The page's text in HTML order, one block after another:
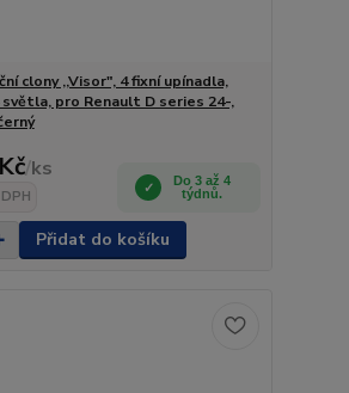
clony ,,Visor", 4 fixní upínadla,
pro Renault D series 24-,
/ks
Do 3 až 4
týdnů.
Přidat do košíku